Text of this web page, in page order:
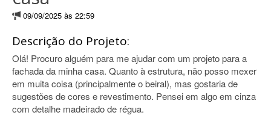
09/09/2025 às 22:59
Descrição do Projeto:
Olá! Procuro alguém para me ajudar com um projeto para a
fachada da minha casa. Quanto à estrutura, não posso mexer
em muita coisa (principalmente o beiral), mas gostaria de
sugestões de cores e revestimento. Pensei em algo em cinza
com detalhe madeirado de régua.